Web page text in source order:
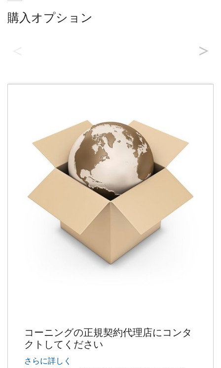
購入オプション
コーニングの正規契約代理店にコンタ
クトしてください
さらに詳しく